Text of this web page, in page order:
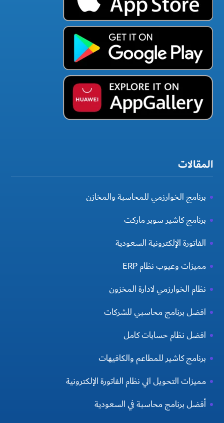
المقالات
برنامج الخوارزمي للمحاسبة والمخازن
برنامج كاشير سوبر ماركت
الفاتورة الإلكترونية السعودية
مميزات وعيوب نظام ERP
نظام الخوارزمي لادارة المخزون
افضل برنامج محاسبي للشركات
افضل نظام حسابات كامل
برنامج كاشير للمطاعم والكافيهات
مميزات التحويل الي نظام الفاتورة الإلكترونية
أفضل برنامج محاسبة في السعودية